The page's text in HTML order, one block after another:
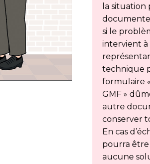
la
si le
intervient à
technique
formulaire
GMF »
autre
conserver
En cas
pourra être
aucune